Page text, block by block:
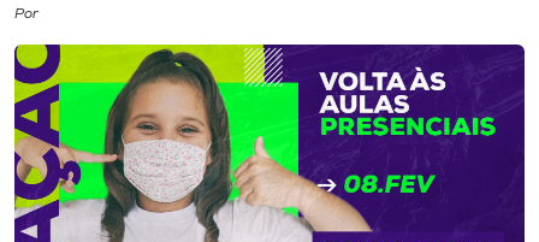
Cultura
CPA
Biblioteca
Por